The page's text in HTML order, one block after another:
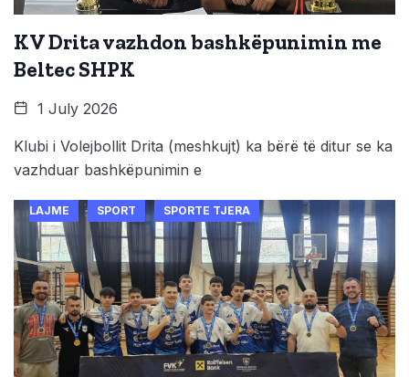
KV Drita vazhdon bashkëpunimin me
Beltec SHPK
1 July 2026
Klubi i Volejbollit Drita (meshkujt) ka bërë të ditur se ka
vazhduar bashkëpunimin e
LAJME SPORT SPORTE TJERA